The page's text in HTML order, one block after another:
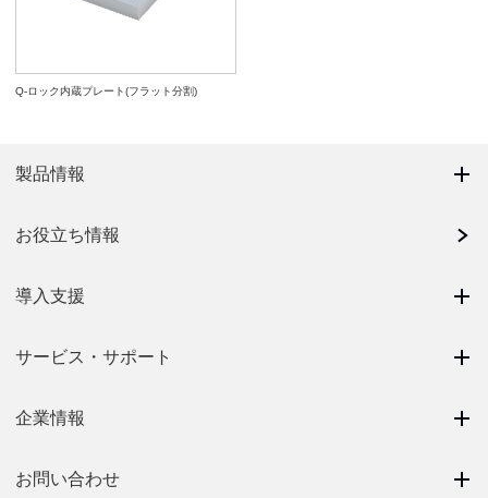
Q-ロック内蔵プレート(フラット分割)
製品情報
お役立ち情報
導入支援
サービス・サポート
企業情報
お問い合わせ